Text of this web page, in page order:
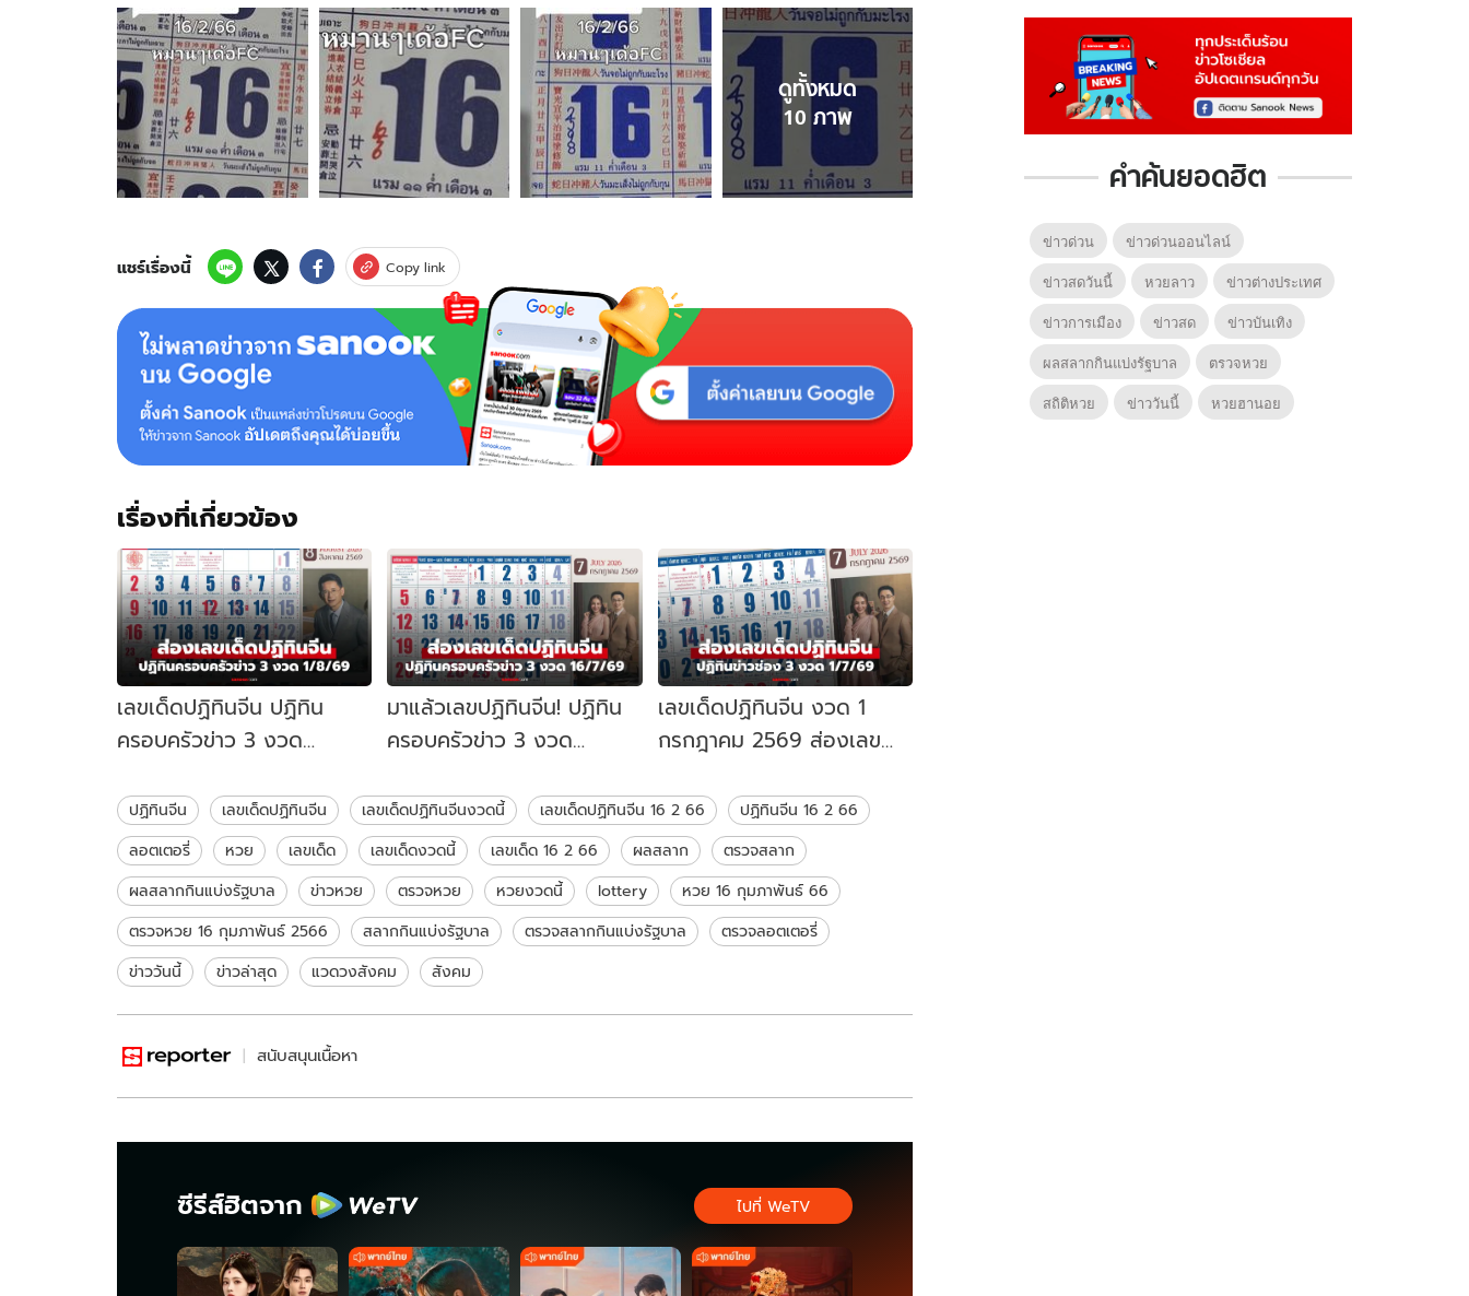
อัลบั้ม
ภาพ
10
ภาพ
ของ
อย่า
พลาด
ส่อง!
เลข
นี้
ปฏิทิน
จีน
16/2/66
ดูทั้งหมด
10 ภาพ
แชร์เรื่องนี้ Copy link
เรื่องที่เกี่ยวข้อง
เลขเด็ดปฏิทินจีน ปฏิทิน
ครอบครัวข่าว 3 งวด
รับต้นเดือน
มาแล้วเลขปฏิทินจีน! ปฏิทิน
ครอบครัวข่าว 3 งวด
เลขเด็ดปฏิทินจีน งวด 1
กรกฎาคม 2569 ส่องเลข
ปฏิทินจีน เลขเด็ดปฏิทินจีน เลขเด็ดปฏิทินจีนงวดนี้ เลขเด็ดปฏิทินจีน 16 2 66
ปฏิทินจีน 16 2 66
ลอตเตอรี่
หวย เลขเด็ด เลขเด็ดงวดนี้ เลขเด็ด 16 2 66 ผลสลาก
ตรวจสลาก
ผลสลากกินแบ่งรัฐบาล
ข่าวหวย ตรวจหวย หวยงวดนี้ lottery
หวย 16 กุมภาพันธ์ 66
ตรวจหวย 16 กุมภาพันธ์ 2566
สลากกินแบ่งรัฐบาล ตรวจสลากกินแบ่งรัฐบาล
ตรวจลอตเตอรี่
ข่าววันนี้
ข่าวล่าสุด แวดวงสังคม สังคม
สนับสนุนเนื้อหา
ซีรีส์ฮิตจาก ไปที่ WeTV
คำค้นยอดฮิต
ข่าวด่วน
ข่าวด่วนออนไลน์
ข่าวสดวันนี้
หวยลาว
ข่าวต่างประเทศ
ข่าวการเมือง
ข่าวสด
ข่าวบันเทิง
ผลสลากกินแบ่งรัฐบาล
ตรวจหวย
สถิติหวย
ข่าววันนี้ หวยฮานอย